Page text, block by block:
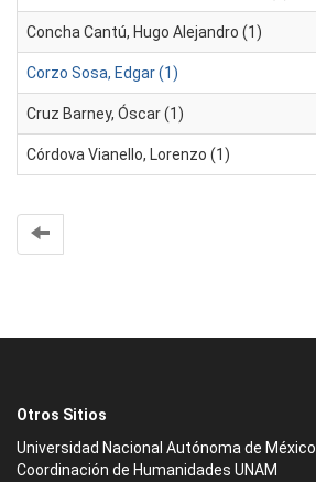
Concha Cantú, Hugo Alejandro (1)
Corzo Sosa, Edgar (1)
Cruz Barney, Óscar (1)
Córdova Vianello, Lorenzo (1)
Otros Sitios
Universidad Nacional Autónoma de México
Coordinación de Humanidades UNAM